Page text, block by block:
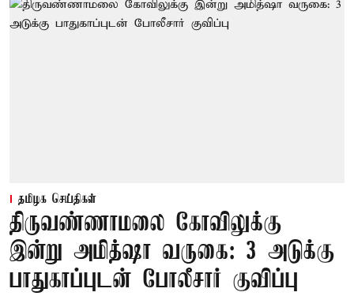
தமிழக செய்திகள்
திருவண்ணாமலை கோவிலுக்கு
இன்று அமித்ஷா வருகை: 3 அடுக்கு
பாதுகாப்புடன் போலீசார் குவிப்பு